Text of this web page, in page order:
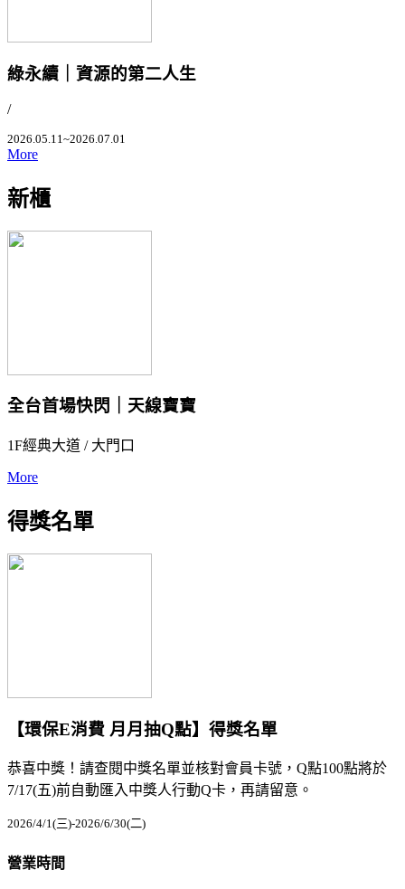
綠永續｜資源的第二人生
/
2026.05.11~2026.07.01
More
新櫃
全台首場快閃｜天線寶寶
1F經典大道 / 大門口
More
得獎名單
【環保E消費 月月抽Q點】得獎名單
恭喜中獎！請查閱中獎名單並核對會員卡號，Q點100點將於
7/17(五)前自動匯入中獎人行動Q卡，再請留意。
2026/4/1(三)-2026/6/30(二)
營業時間